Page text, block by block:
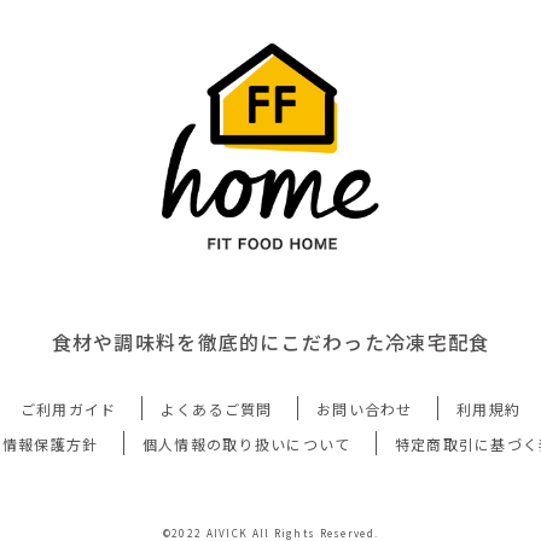
食材や調味料を徹底的にこだわった冷凍宅配食
ご利用ガイド よくあるご質問 お問い合わせ
利用規約
報保護方針
個人情報の取り扱いについて 特定商取引に基づ
©2022 AIVICK All Rights Reserved.